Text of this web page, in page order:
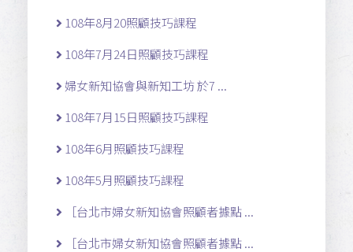
108年8月20照顧技巧課程
108年7月24日照顧技巧課程
婦女新知協會與新知工坊 於7 ...
108年7月15日照顧技巧課程
108年6月照顧技巧課程
108年5月照顧技巧課程
［台北市婦女新知協會照顧者據點 ...
［台北市婦女新知協會照顧者據點 ...